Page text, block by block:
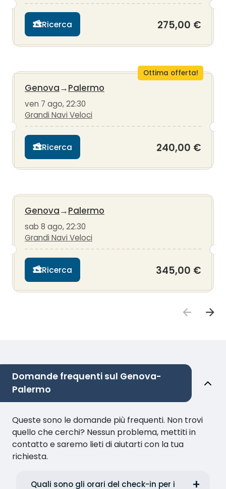
Ricerca 275,00 €
Ottima offerta!
Genova→Palermo
ven 7 ago, 22:30
Grandi Navi Veloci
Ricerca 240,00 €
Genova→Palermo
sab 8 ago, 22:30
Grandi Navi Veloci
Ricerca 345,00 €
Domande frequenti sul Genova-
Palermo
Queste sono le domande più frequenti. Non trovi
quello che cerchi? Nessun problema, mettiti in
contatto e saremo lieti di aiutarti con la tua
richiesta.
Quali sono gli orari del check-in per i